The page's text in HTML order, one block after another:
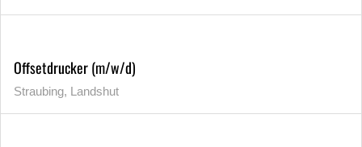
Offsetdrucker (m/w/d)
Straubing, Landshut